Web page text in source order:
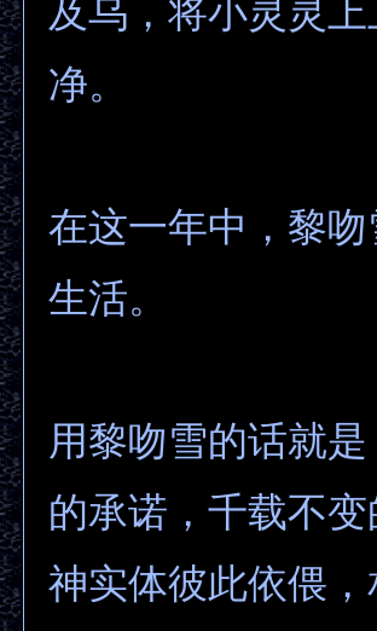
及乌，将小灵灵
净。
在这一年中，黎
生活。
用黎吻雪的话就
的承诺，千载不
神实体彼此依偎